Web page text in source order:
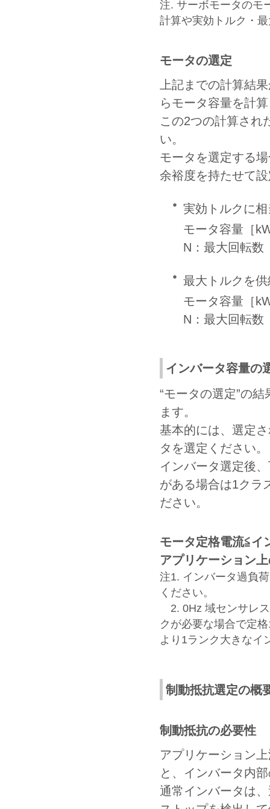
注. サーボモータのモ
計算や実効トルク・
モータの選定
上記までの計算結
らモータ容量を計
この2つの計算され
い。
モータを選定する
余裕度を持たせて
実効トルクに
モータ容量［
N：最大回転数
最大トルクを
モータ容量［
N：最大回転数
インバータ容量の
“モータの選定”の
ます。
基本的には、選定
タを選定ください。
インバータ選定後
がある場合は1クラ
ださい。
モータ定格電流≦イ
アプリケーション
注1. インバータ過負
ください。
2. 0Hz 域センサレ
クが必要な場合で定
より1ランク大きなイ
制動抵抗選定の概
制動抵抗の必要性
アプリケーション
と、インバータ内
通常インバータは